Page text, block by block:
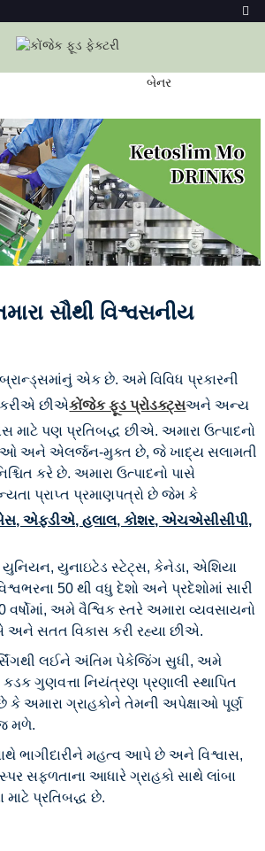
પીણાં
સૌથી વિશ્વસનીય
એક છે. અમે વિવિધ પ્રકારની
કરીએ છીએકોંજેક ફૂડ પ્રોડક્ટ્સઅને અન્ય
માટે પણ પ્રતિબદ્ધ છીએ. અમારા ઉત્પાદનો
અને એલર્જન-મુક્ત છે, જે ખાદ્ય સલામતી
કરે છે. અમારા ઉત્પાદનો પાસે
પ્રાપ્ત પ્રમાણપત્રો છે જેમ કે
એફડીએ, હલાલ, કોશર, એચએસીસીપી,
યુનાઇટેડ સ્ટેટ્સ, કેનેડા, એશિયા
50 થી વધુ દેશો અને પ્રદેશોમાં સારી
વર્ષોમાં, અમે વૈશ્વિક સ્તરે અમારા વ્યવસાયનો
અને સતત વિકાસ કરી રહ્યા છીએ.
લઈને અંતિમ પેકેજિંગ સુધી, અમે
ગુણવત્તા નિયંત્રણ પ્રણાલી સ્થાપિત
કે અમારા ગ્રાહકોને તેમની અપેક્ષાઓ પૂર્ણ
જ મળે.
ભાગીદારીને મહત્વ આપે છે અને વિશ્વાસ,
સફળતાના આધારે ગ્રાહકો સાથે લાંબા
માટે પ્રતિબદ્ધ છે.